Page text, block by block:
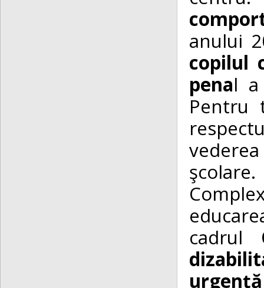
anului
copilul
penal a
Pentru
şcolare.
cadrul